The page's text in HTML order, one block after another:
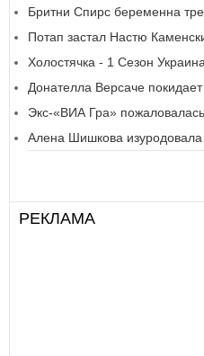
Бритни Спирс беременна
Потап застал Настю
Холостячка - 1 Сезон
Донателла Версаче
Экс-«ВИА Гра»
Алена Шишкова изуродовала
РЕКЛАМА